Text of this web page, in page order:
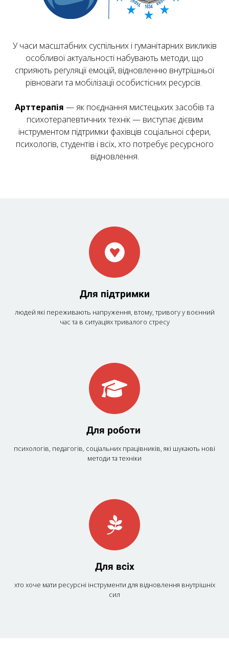
У часи масштабних суспільних і гуманітарних викликів
особливої актуальності набувають методи, що
сприяють регуляції емоцій, відновленню внутрішньої
рівноваги та мобілізації особистісних ресурсів.
Арттерапія — як поєднання мистецьких засобів та
психотерапевтичних технік — виступає дієвим
інструментом підтримки фахівців соціальної сфери,
психологів, студентів і всіх, хто потребує ресурсного
відновлення.
Для підтримки
людей які переживають напруження, втому, тривогу у воєнний
час та в ситуаціях тривалого стресу
Для роботи
психологів, педагогів, соціальних працівників, які шукають нові
методи та техніки
Для всіх
хто хоче мати ресурсні інструменти для відновлення внутрішніх
сил